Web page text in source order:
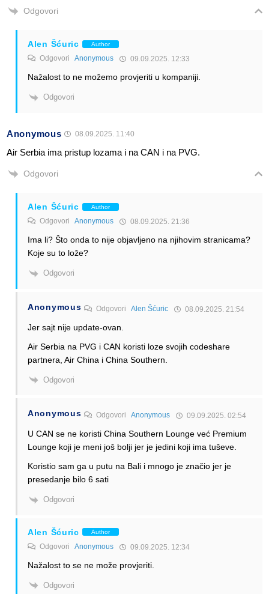
Odgovori
Alen Šćuric Author
Odgovori Anonymous 09.09.2025. 12:33
Nažalost to ne možemo provjeriti u kompaniji.
Odgovori
Anonymous 08.09.2025. 11:40
Air Serbia ima pristup lozama i na CAN i na PVG.
Odgovori
Alen Šćuric Author
Odgovori Anonymous 08.09.2025. 21:36
Ima li? Što onda to nije objavljeno na njihovim stranicama?
Koje su to lože?
Odgovori
Anonymous OdgovoriAlen Šćuric 08.09.2025. 21:54
Jer sajt nije update-ovan.
Air Serbia na PVG i CAN koristi loze svojih codeshare
partnera, Air China i China Southern.
Odgovori
Anonymous OdgovoriAnonymous 09.09.2025. 02:54
U CAN se ne koristi China Southern Lounge već Premium
Lounge koji je meni još bolji jer je jedini koji ima tuševe.
Koristio sam ga u putu na Bali i mnogo je značio jer je
presedanje bilo 6 sati
Odgovori
Alen Šćuric Author
Odgovori Anonymous 09.09.2025. 12:34
Nažalost to se ne može provjeriti.
Odgovori